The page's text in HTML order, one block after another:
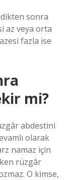
sonra
az veya orta
fazla ise
mi?
abdestini
olarak
namaz için
rüzgâr
O kimse,